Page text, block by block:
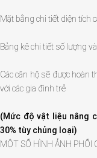
Mặt bằng chi tiết diện tích
Bảng kê chi tiết số lượng
Các căn hộ sẽ được hoàn
với các gia đình trẻ
(Mức độ vật liệu nâng
30% tùy chủng loại)
MỘT SỐ HÌNH ẢNH PHỐI